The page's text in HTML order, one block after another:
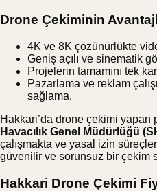
Drone Çekiminin
4K ve 8K çözünürlükte
Geniş açılı ve sinematik
Projelerin tamamını tek
Pazarlama ve reklam
sağlama.
Hakkari’da drone çekimi yapan
Havacılık Genel Müdürlüğü
çalışmakta ve yasal izin
güvenilir ve sorunsuz bir çekim
Hakkari Drone Çekimi